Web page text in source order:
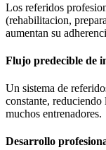
Los referidos
(rehabilitacion,
aumentan su
Flujo predecible de
Un sistema de
constante, reduciendo
muchos entrenadores.
Desarrollo